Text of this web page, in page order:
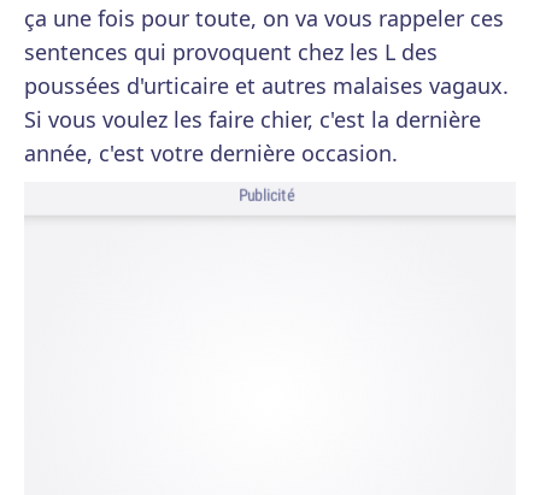
ça une fois pour toute, on va vous rappeler ces
sentences qui provoquent chez les L des
poussées d'urticaire et autres malaises vagaux.
Si vous voulez les faire chier, c'est la dernière
année, c'est votre dernière occasion.
Publicité